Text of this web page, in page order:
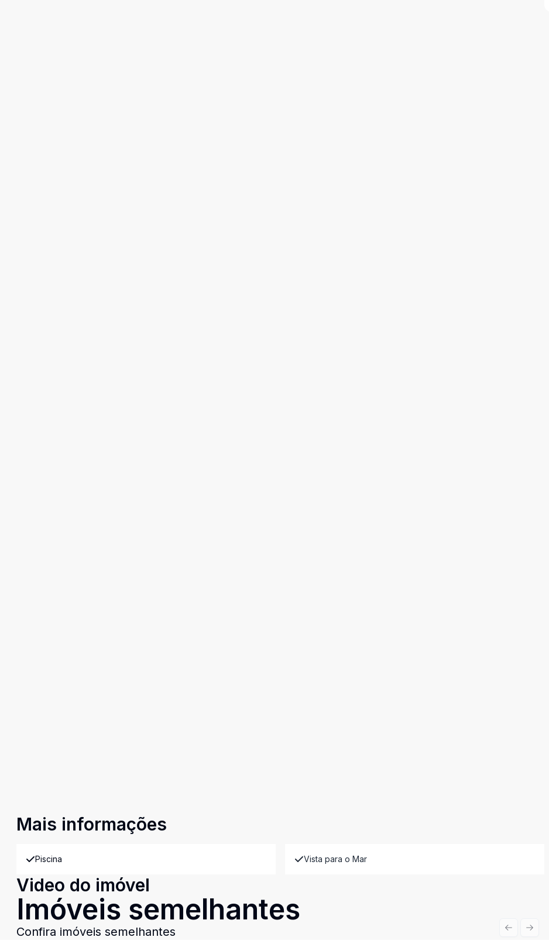
Mais informações
Piscina Vista para o Mar
Video do imóvel
Imóveis semelhantes
Confira imóveis semelhantes Previous
Next